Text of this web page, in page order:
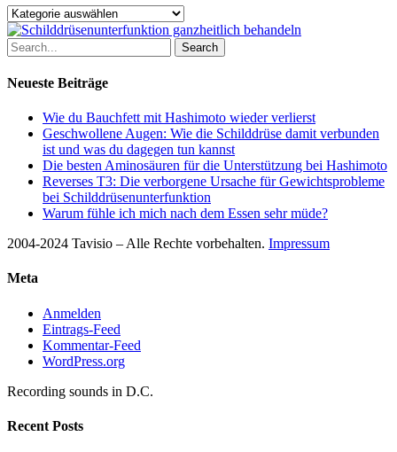
Kategorien
Search
Neueste Beiträge
Wie du Bauchfett mit Hashimoto wieder verlierst
Geschwollene Augen: Wie die Schilddrüse damit verbunden
ist und was du dagegen tun kannst
Die besten Aminosäuren für die Unterstützung bei Hashimoto
Reverses T3: Die verborgene Ursache für Gewichtsprobleme
bei Schilddrüsenunterfunktion
Warum fühle ich mich nach dem Essen sehr müde?
2004-2024 Tavisio – Alle Rechte vorbehalten. Impressum
Meta
Anmelden
Eintrags-Feed
Kommentar-Feed
WordPress.org
Recording sounds in D.C.
Recent Posts